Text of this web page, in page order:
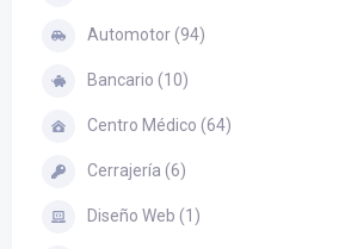
Automotor (94)
Bancario (10)
Centro Médico (64)
Cerrajería (6)
Diseño Web (1)